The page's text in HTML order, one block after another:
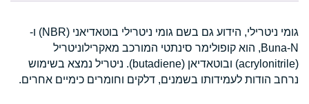
גומי ניטרילי, הידוע גם בשם גומי ניטרילי בוטאדיאני (NBR) ו-
Buna-N, הוא קופולימר סינתטי המורכב מאקרילוניטריל
(acrylonitrile) ובוטאדיאן (butadiene). ניטריל נמצא בשימוש
נרחב הודות לעמידותו בשמנים, דלקים וחומרים כימיים אחרים.